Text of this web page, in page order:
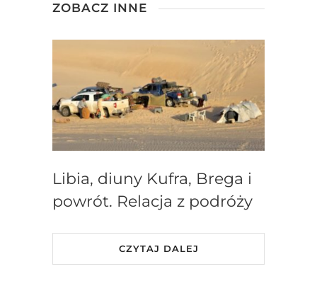
ZOBACZ INNE
Libia, diuny Kufra, Brega i
powrót. Relacja z podróży
CZYTAJ DALEJ